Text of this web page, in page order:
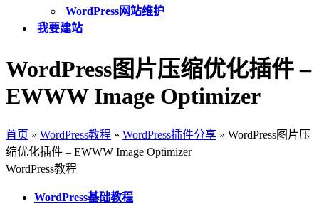
WordPress网站维护
我要建站
WordPress图片压缩优化插件 –
EWWW Image Optimizer
首页 » WordPress教程 » WordPress插件分享 » WordPress图片压
缩优化插件 – EWWW Image Optimizer
WordPress教程
WordPress基础教程